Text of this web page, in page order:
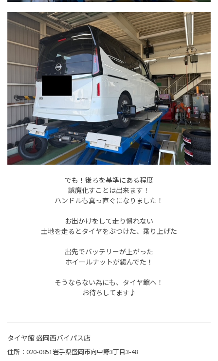
でも！後ろを基準にある程度
誤魔化すことは出来ます！
ハンドルも真っ直ぐになりました！
お出かけをして走り慣れない
土地を走るとタイヤをぶつけた、乗り上げた
出先でバッテリーが上がった
ホイールナットが緩んでた！
そうならない為にも、タイヤ館へ！
お待ちしてます♪
タイヤ館 盛岡西バイパス店
住所：020-0851岩手県盛岡市向中野3丁目3-48